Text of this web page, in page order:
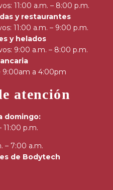
11:00 a.m. – 8:00 p.m.
y restaurantes
11:00 a.m. – 9:00 p.m.
y helados
9:00 a.m. – 8:00 p.m.
9:00am a 4:00pm
atención
domingo:
11:00 p.m.
– 7:00 a.m.
de Bodytech